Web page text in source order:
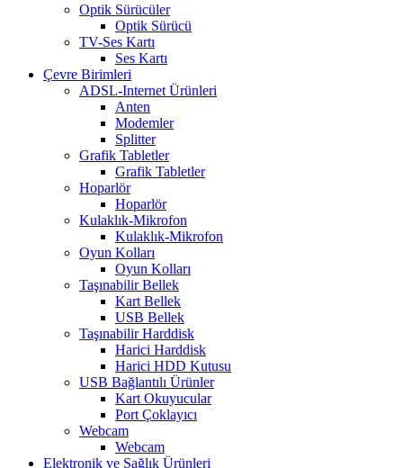
Optik Sürücüler
Optik Sürücü
TV-Ses Kartı
Ses Kartı
Çevre Birimleri
ADSL-Internet Ürünleri
Anten
Modemler
Splitter
Grafik Tabletler
Grafik Tabletler
Hoparlör
Hoparlör
Kulaklık-Mikrofon
Kulaklık-Mikrofon
Oyun Kolları
Oyun Kolları
Taşınabilir Bellek
Kart Bellek
USB Bellek
Taşınabilir Harddisk
Harici Harddisk
Harici HDD Kutusu
USB Bağlantılı Ürünler
Kart Okuyucular
Port Çoklayıcı
Webcam
Webcam
Elektronik ve Sağlık Ürünleri